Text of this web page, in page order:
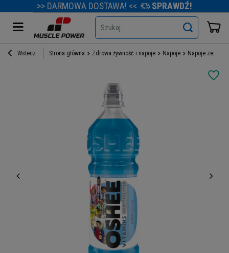
>> DARMOWA DOSTAWA! << SPRAWDŹ!
Szukaj
Wstecz Strona główna Zdrowa żywność i napoje Napoje Napoje zero